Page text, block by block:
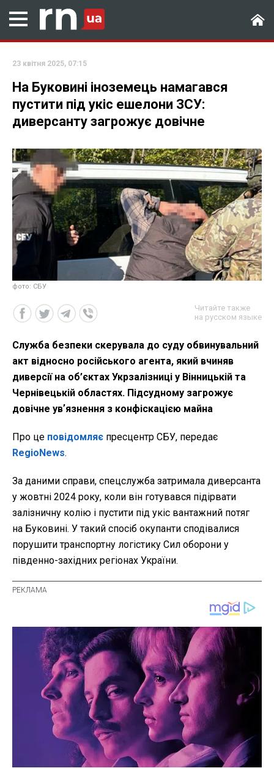
23 квітня 2025, 07:15
На Буковині іноземець намагався
пустити під укіс ешелони ЗСУ:
диверсанту загрожує довічне
фото: СБУ
Читайте также
на русском языке
Служба безпеки скерувала до суду обвинувальний
акт відносно російського агента, який вчиняв
диверсії на об’єктах Укрзалізниці у Вінницькій та
Чернівецькій областях. Підсудному загрожує
довічне увʼязнення з конфіскацією майна
Про це повідомляє пресцентр СБУ, передає
RegioNews.
За даними справи, спецслужба затримала диверсанта
у жовтні 2024 року, коли він готувався підірвати
залізничну колію і пустити під укіс вантажний потяг
на Буковині. У такий спосіб окупанти сподівалися
порушити транспортну логістику Сил оборони у
південно-західних регіонах України.